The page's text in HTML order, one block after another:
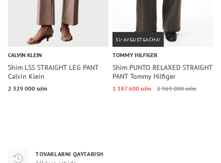
CALVIN KLEIN
Shim LSS STRAIGHT LEG PANT
Calvin Klein
2 329 000 so‘m
31-AVGUSTGACHA!
TOMMY HILFIGER
Shim PUNTO RELAXED STRAIGHT
PANT Tommy Hilfiger
1 187 600 so‘m 2 969 000 so‘m
TOVARLARNI QAYTARISH